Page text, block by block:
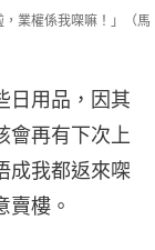
業權係我㗎嘛！」（馬
日用品，因其
會再有下次上
成我都返來㗎
賣樓。